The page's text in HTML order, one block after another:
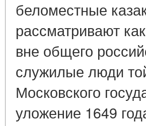
беломестные
рассматривают
вне общего
служилые люди
Московского
уложение 1649